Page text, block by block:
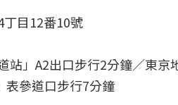
目12番10號
站」A2出口步行2分鐘／東
表參道口步行7分鐘